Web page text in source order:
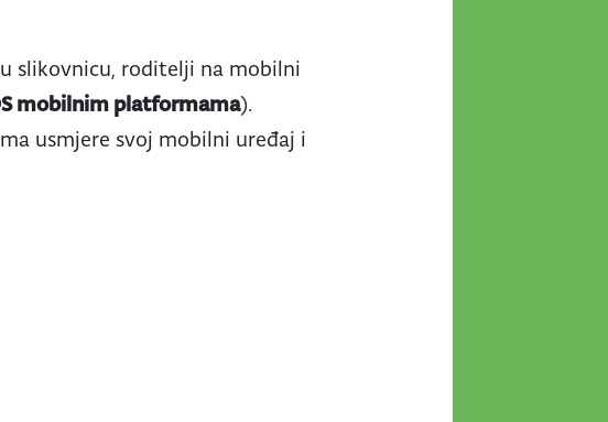
slikovnicu, roditelji na mobilni
mobilnim platformama).
usmjere svoj mobilni uređaj i